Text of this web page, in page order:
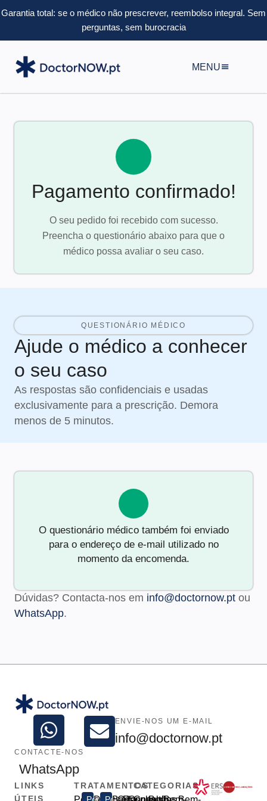
Garantia total: se o médico não prescrever, reembolso integral. Sem
perguntas, sem burocracia
MENU
Pagamento confirmado!
O seu pedido foi recebido com sucesso.
Preencha o questionário abaixo para que o
médico possa avaliar o seu caso.
QUESTIONÁRIO MÉDICO
Ajude o médico a conhecer
o seu caso
As respostas são confidenciais e usadas
exclusivamente para a prescrição. Demora
menos de 5 minutos.
O questionário médico também foi enviado
para o endereço de e-mail utilizado no
momento da encomenda.
Dúvidas? Contacta-nos em info@doctornow.pt ou
WhatsApp.
CONTACTE-NOS
WhatsApp
ENVIE-NOS UM E-MAIL
info@doctornow.pt
LINKS
ÚTEIS
TRATAMENTOS
PopularPopular
CATEGORIAS